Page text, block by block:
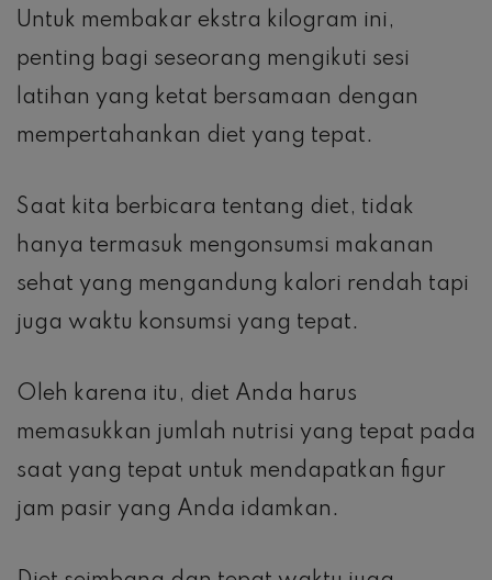
Untuk membakar ekstra kilogram ini,
penting bagi seseorang mengikuti sesi
latihan yang ketat bersamaan dengan
mempertahankan diet yang tepat.
Saat kita berbicara tentang diet, tidak
hanya termasuk mengonsumsi makanan
sehat yang mengandung kalori rendah tapi
juga waktu konsumsi yang tepat.
Oleh karena itu, diet Anda harus
memasukkan jumlah nutrisi yang tepat pada
saat yang tepat untuk mendapatkan figur
jam pasir yang Anda idamkan.